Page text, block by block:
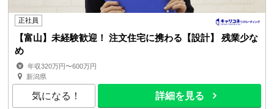
正社員
【富山】未経験歓迎！ 注文住宅に携わる【設計】 残業少な
め
年収320万円〜600万円
新潟県
気になる！ 詳細を見る